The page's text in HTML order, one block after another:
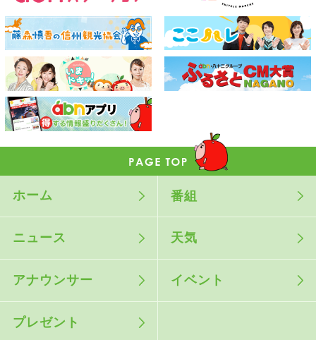
ホーム 番組
ニュース 天気
アナウンサー イベント
プレゼント